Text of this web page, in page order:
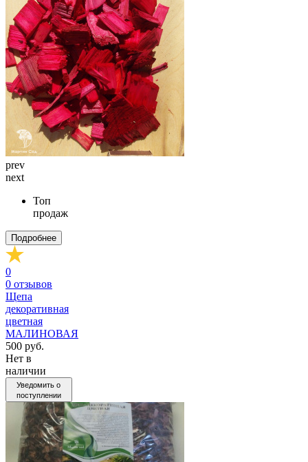
prev
next
Топ
продаж
Подробнее
0
0 отзывов
Щепа
декоративная
цветная
МАЛИНОВАЯ
500 руб.
Нет в
наличии
Уведомить о
поступлении